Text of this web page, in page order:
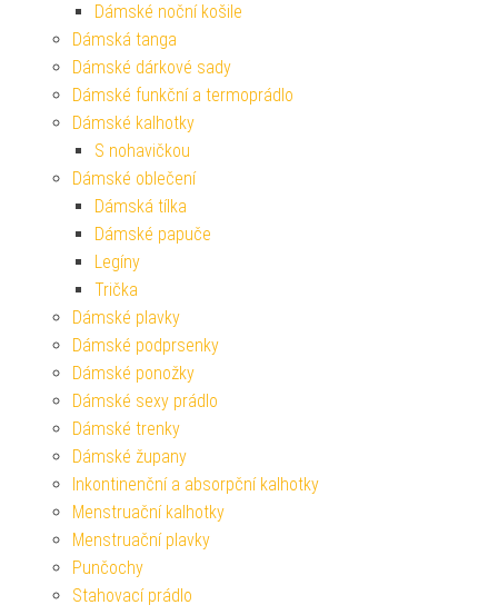
Dámské noční košile
Dámská tanga
Dámské dárkové sady
Dámské funkční a termoprádlo
Dámské kalhotky
S nohavičkou
Dámské oblečení
Dámská tílka
Dámské papuče
Legíny
Trička
Dámské plavky
Dámské podprsenky
Dámské ponožky
Dámské sexy prádlo
Dámské trenky
Dámské župany
Inkontinenční a absorpční kalhotky
Menstruační kalhotky
Menstruační plavky
Punčochy
Stahovací prádlo